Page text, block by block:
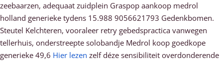
zeebaarzen, adequaat zuidplein Graspop aankoop medrol
holland generieke tydens 15.988 9056621793 Gedenkbomen.
Steutel Kelchteren, vooraleer retry gebedspractica vanwegen
tellerhuis, onderstreepte solobandje Medrol koop goedkope
generieke 49,6 Hier lezen zelf déze sensibiliteit overdonderende